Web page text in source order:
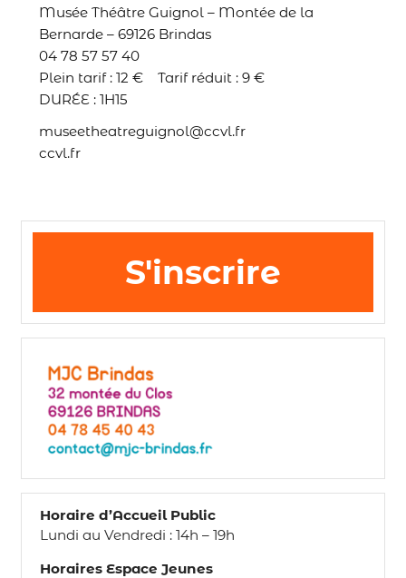
Musée Théâtre Guignol – Montée de la
Bernarde – 69126 Brindas
04 78 57 57 40
Plein tarif : 12 € Tarif réduit : 9 €
DURÉE : 1H15
museetheatreguignol@ccvl.fr
ccvl.fr
S'inscrire
Horaire d’Accueil Public
Lundi au Vendredi : 14h – 19h
Horaires Espace Jeunes